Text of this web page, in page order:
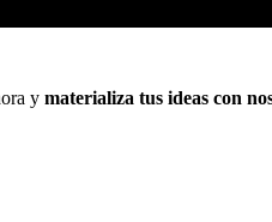
y materializa tus ideas con